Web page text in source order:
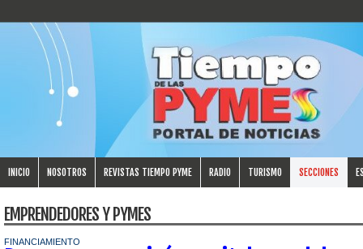
INICIO NOSOTROS REVISTAS TIEMPO PYME RADIO TURISMO SECCIONES
EMPRENDEDORES Y PYMES
FINANCIAMIENTO